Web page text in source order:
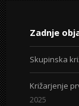
Zadnje
Skupinska
Križarjenje
2025